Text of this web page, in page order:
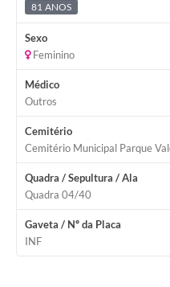
81 ANOS
Sexo
Feminino
Médico
Outros
Cemitério
Cemitério Municipal Parque
Quadra / Sepultura / Ala
Quadra 04/40
Gaveta / Nº da Placa
INF